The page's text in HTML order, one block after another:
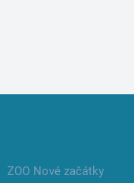
ZOO Nové začátky